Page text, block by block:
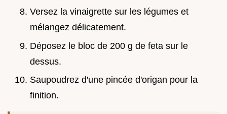
Versez la vinaigrette sur les légumes et
mélangez délicatement.
Déposez le bloc de 200 g de feta sur le
dessus.
Saupoudrez d'une pincée d'origan pour la
finition.